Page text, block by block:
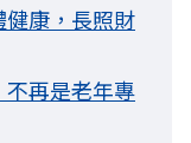
康，長照財
再是老年專